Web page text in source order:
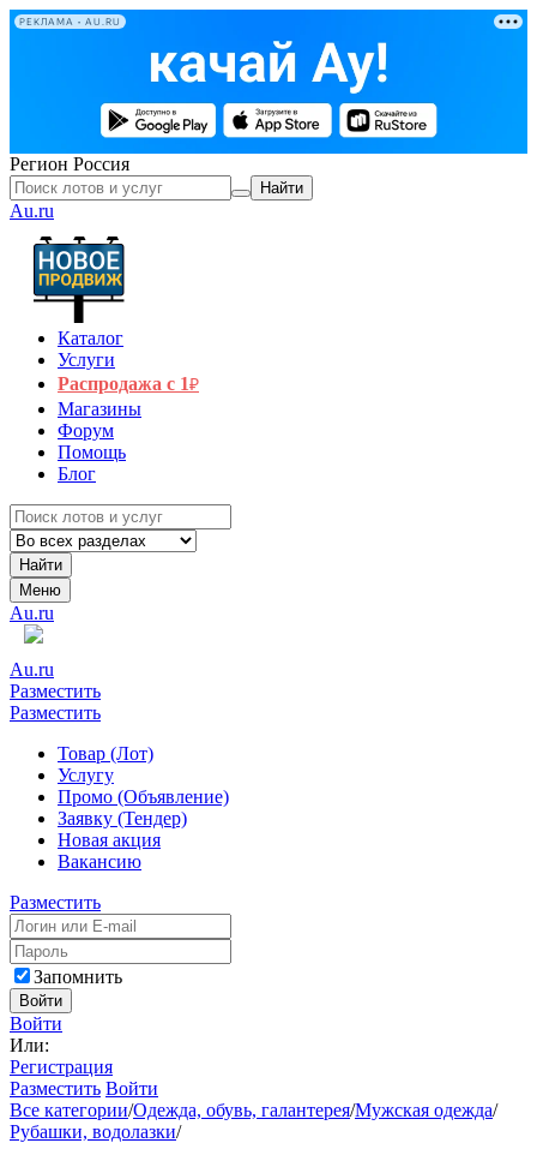
РЕКЛАМА • AU.RU
Регион Россия
Найти
Au.ru
Каталог
Услуги
Распродажа с 1₽
Магазины
Форум
Помощь
Блог
Найти
Меню
Au.ru
Au.ru
Разместить
Разместить
Товар (Лот)
Услугу
Промо (Объявление)
Заявку (Тендер)
Новая акция
Вакансию
Разместить
Запомнить
Войти
Войти
Или:
Регистрация
Разместить Войти
Все категории/Одежда, обувь, галантерея/Мужская одежда/
Рубашки, водолазки/